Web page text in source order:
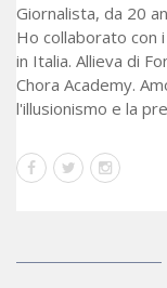
Giornalista, da 20
Ho collaborato con
in Italia. Allieva di
Chora Academy.
l'illusionismo e la